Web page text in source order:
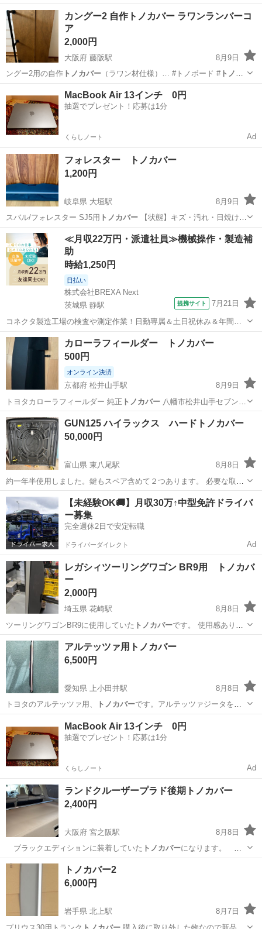
神奈川 相模原市 内装、インテリア
カングー2 自作トノカバー ラワンランバーコ
ア
2,000円
大阪府 藤阪駅
8月9日
ングー2用の自作トノカバー（ラワン材仕様）… #トノボード #トノカ
バー#ラゲッジボー…
枚方市 藤阪駅 内装、インテリア
MacBook Air 13インチ 0円
抽選でプレゼント！応募は1分
くらしノート Ad
フォレスター トノカバー
1,200円
岐阜県 大垣駅
8月9日
スバル/フォレスター SJ5用 トノカバー【状態】キズ・汚れ・日焼け有
り …
岐阜 大垣市 大垣駅 内装、インテリア
≪月収22万円・派遣社員≫機械操作・製造補
助
時給1,250円
日払い
株式会社BREXA Next
茨城県 静駅
提携サイト 7月21日
コネクタ製造工場の検査や測定作業！日勤専属＆土日祝休み＆年間休
日128日★クリーンルーム内作業★マイカー通勤OK＆無料駐車場あり
★就業先食堂利用可！日払い制度あり！《茨城県常陸大宮市》 人気の
工場のお仕事 ◇コネクタ製造工...
茨城 常陸大宮市 その他
カローラフィールダー トノカバー
500円
オンライン決済
京都府 松井山手駅
8月9日
トヨタカローラフィールダー 純正 トノカバー八幡市松井山手セブンイ
レブンにとり…
京都 八幡市 アクセサリー トノカバー
GUN125 ハイラックス ハードトノカバー
50,000円
富山県 東八尾駅
8月8日
約一年半使用しました。鍵もスペア含めて２つあります。 必要な取付
けパーツすべて揃っています。 取りに来ていただける方限定になりま
す。 現地取付け可能です！お手伝いします！
富山 富山市 東八尾駅 外装、車外用品
ハードトノカバー
【未経験OK🚚】月収30万↑中型免許ドライバ
ー募集
完全週休2日で安定転職
ドライバーダイレクト Ad
レガシィツーリングワゴン BR9用 トノカバ
ー
2,000円
埼玉県 花崎駅
8月8日
ツーリングワゴンBR9に使用していた トノカバーです。 使用感ありま
す。
埼玉 久喜市 内装、インテリア
レガシィツーリングワゴン
アルテッツァ用トノカバー
6,500円
愛知県 上小田井駅
8月8日
トヨタのアルテッツァ用、
トノカバーです。アルテッツァジータを購
入した際…
その他 アルテッツァ
MacBook Air 13インチ 0円
抽選でプレゼント！応募は1分
くらしノート Ad
ランドクルーザープラド後期トノカバー
2,400円
大阪府 宮之阪駅
8月8日
ブラックエディションに装着していた トノカバーになります。 座
席側の布は切ってます…
大阪 枚方市 宮之阪駅
トノカバー2
6,000円
岩手県 北上駅
8月7日